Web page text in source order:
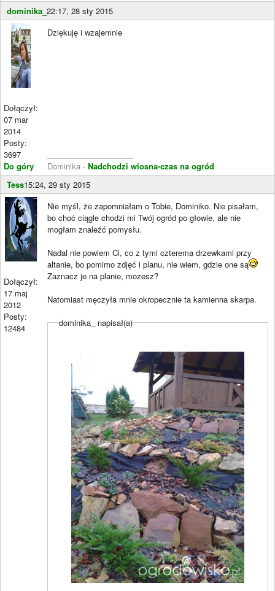
dominika_ 22:17, 28 sty 2015
Dołączył:
07 mar
2014
Posty:
3697
Do góry
Dziękuję i wzajemnie
Dominika - Nadchodzi wiosna-czas na ogród
Tess15:24, 29 sty 2015
Dołączył:
17 maj
2012
Posty:
12484
Nie myśl, że zapomniałam o Tobie, Dominiko. Nie pisałam,
bo choć ciągle chodzi mi Twój ogród po głowie, ale nie
mogłam znaleźć pomysłu.
Nadal nie powiem Ci, co z tymi czterema drzewkami przy
altanie, bo pomimo zdjęć i planu, nie wiem, gdzie one są
Zaznacz je na planie, mozesz?
Natomiast męczyła mnie okropecznie ta kamienna skarpa.
dominika_ napisał(a)